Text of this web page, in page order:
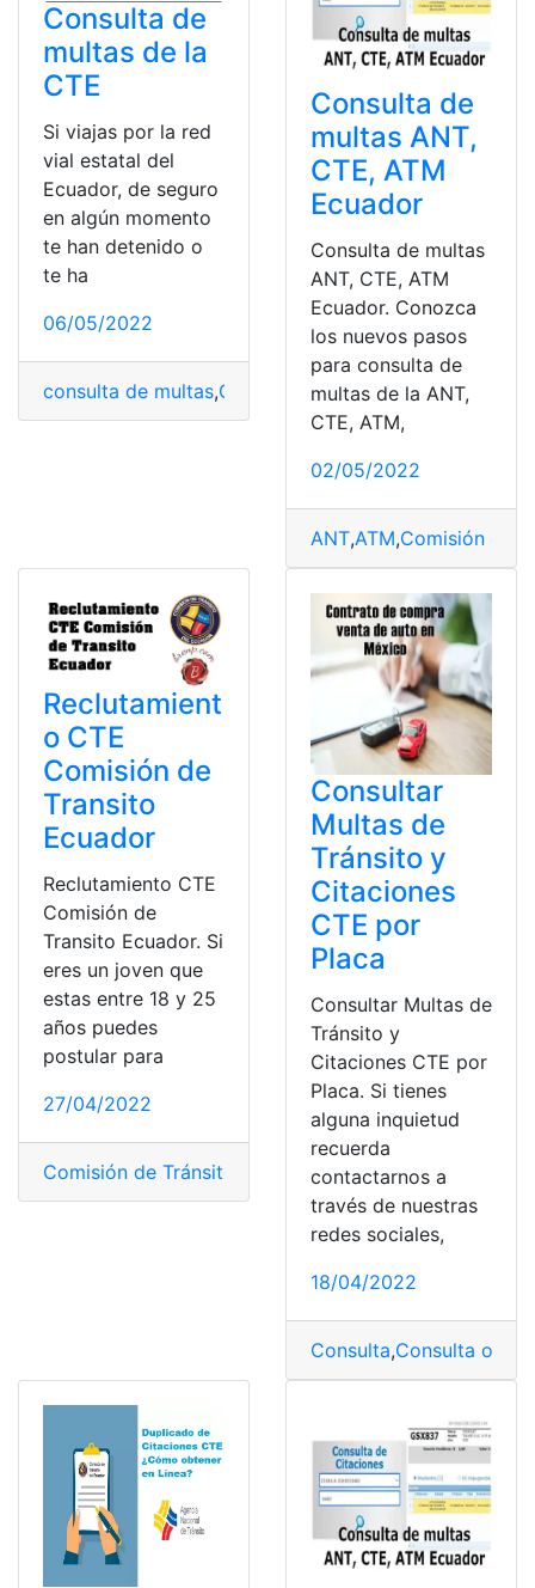
Consulta de
multas de la
CTE
Si viajas por la red
vial estatal del
Ecuador, de seguro
en algún momento
te han detenido o
te ha
06/05/2022
consulta de multas,CTE Ecuador,red vial estatal
Consulta de
multas ANT,
CTE, ATM
Ecuador
Consulta de multas
ANT, CTE, ATM
Ecuador. Conozca
los nuevos pasos
para consulta de
multas de la ANT,
CTE, ATM,
02/05/2022
ANT,ATM,Comisión de
Reclutamient
o CTE
Comisión de
Transito
Ecuador
Reclutamiento CTE
Comisión de
Transito Ecuador. Si
eres un joven que
estas entre 18 y 25
años puedes
postular para
27/04/2022
Comisión de Tránsito del Ecuador,Consultas,
Consultar
Multas de
Tránsito y
Citaciones
CTE por
Placa
Consultar Multas de
Tránsito y
Citaciones CTE por
Placa. Si tienes
alguna inquietud
recuerda
contactarnos a
través de nuestras
redes sociales,
18/04/2022
Consulta,Consulta online